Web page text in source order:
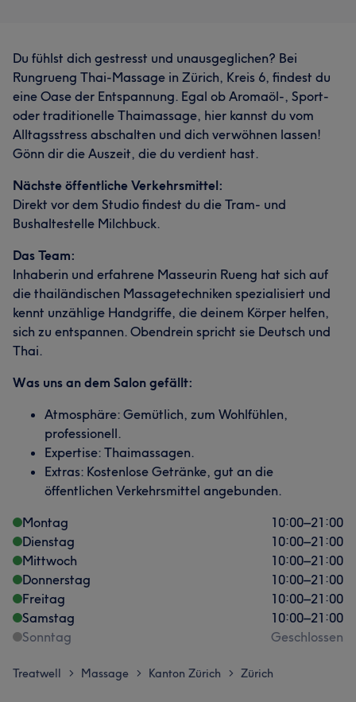
Du fühlst dich gestresst und unausgeglichen? Bei
Rungrueng Thai-Massage in Zürich, Kreis 6, findest du
eine Oase der Entspannung. Egal ob Aromaöl-, Sport-
oder traditionelle Thaimassage, hier kannst du vom
Alltagsstress abschalten und dich verwöhnen lassen!
Gönn dir die Auszeit, die du verdient hast.
Nächste öffentliche Verkehrsmittel:
Direkt vor dem Studio findest du die Tram- und
Bushaltestelle Milchbuck.
Das Team:
Inhaberin und erfahrene Masseurin Rueng hat sich auf
die thailändischen Massagetechniken spezialisiert und
kennt unzählige Handgriffe, die deinem Körper helfen,
sich zu entspannen. Obendrein spricht sie Deutsch und
Thai.
Was uns an dem Salon gefällt:
Atmosphäre: Gemütlich, zum Wohlfühlen,
professionell.
Expertise: Thaimassagen.
Extras: Kostenlose Getränke, gut an die
öffentlichen Verkehrsmittel angebunden.
Montag
10:00–21:00
Dienstag
10:00–21:00
Mittwoch
10:00–21:00
Donnerstag
10:00–21:00
Freitag
10:00–21:00
Samstag
10:00–21:00
Sonntag
Geschlossen
Treatwell > Massage > Kanton Zürich > Zürich